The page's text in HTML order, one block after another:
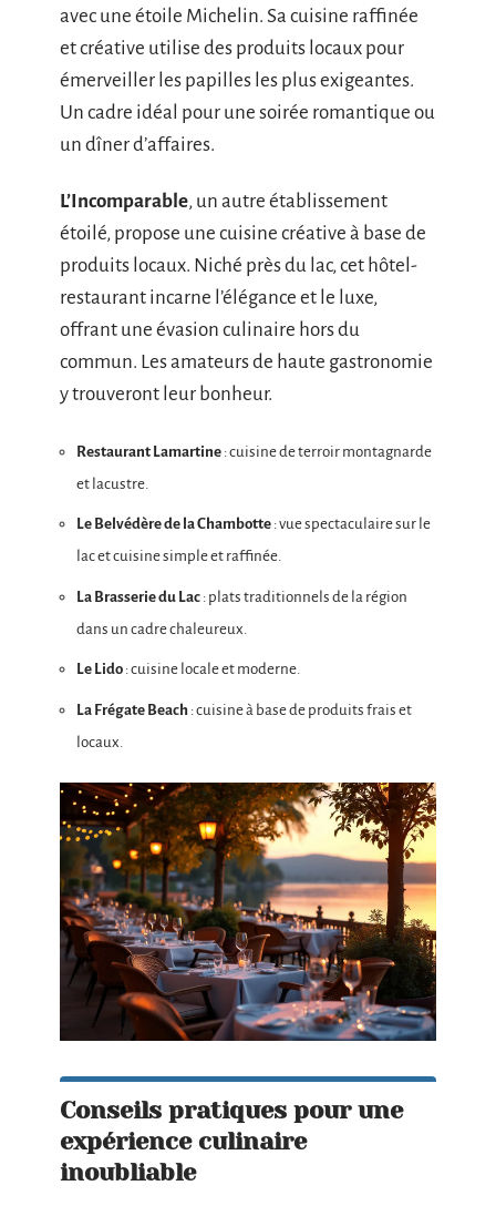
avec une étoile Michelin. Sa cuisine raffinée
et créative utilise des produits locaux pour
émerveiller les papilles les plus exigeantes.
Un cadre idéal pour une soirée romantique ou
un dîner d’affaires.
L’Incomparable, un autre établissement
étoilé, propose une cuisine créative à base de
produits locaux. Niché près du lac, cet hôtel-
restaurant incarne l’élégance et le luxe,
offrant une évasion culinaire hors du
commun. Les amateurs de haute gastronomie
y trouveront leur bonheur.
Restaurant Lamartine : cuisine de terroir montagnarde
et lacustre.
Le Belvédère de la Chambotte : vue spectaculaire sur le
lac et cuisine simple et raffinée.
La Brasserie du Lac : plats traditionnels de la région
dans un cadre chaleureux.
Le Lido : cuisine locale et moderne.
La Frégate Beach : cuisine à base de produits frais et
locaux.
Conseils pratiques pour une
expérience culinaire
inoubliable